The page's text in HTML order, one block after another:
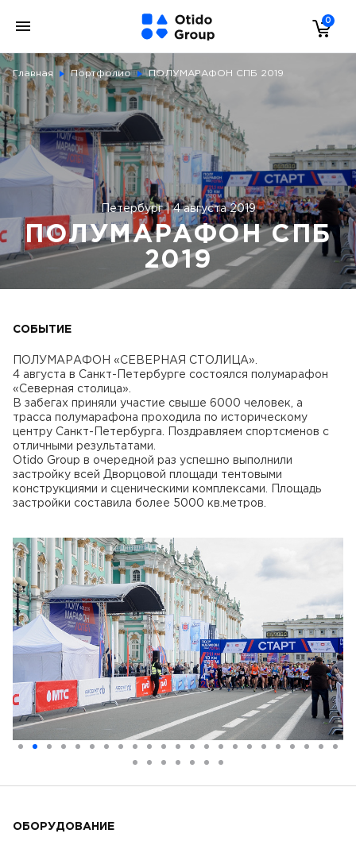
0
Главная Портфолио ПОЛУМАРАФОН СПБ 2019
Петербург | 4 августа 2019
ПОЛУМАРАФОН СПБ
2019
СОБЫТИЕ
ПОЛУМАРАФОН «СЕВЕРНАЯ СТОЛИЦА».
4 августа в Санкт-Петербурге состоялся полумарафон
«Северная столица».
В забегах приняли участие свыше 6000 человек, а
трасса полумарафона проходила по историческому
центру Санкт-Петербурга. Поздравляем спортсменов с
отличными результатами.
Otido Group в очередной раз успешно выполнили
застройку всей Дворцовой площади тентовыми
конструкциями и сценическими комплексами. Площадь
застройки составила более 5000 кв.метров.
ОБОРУДОВАНИЕ